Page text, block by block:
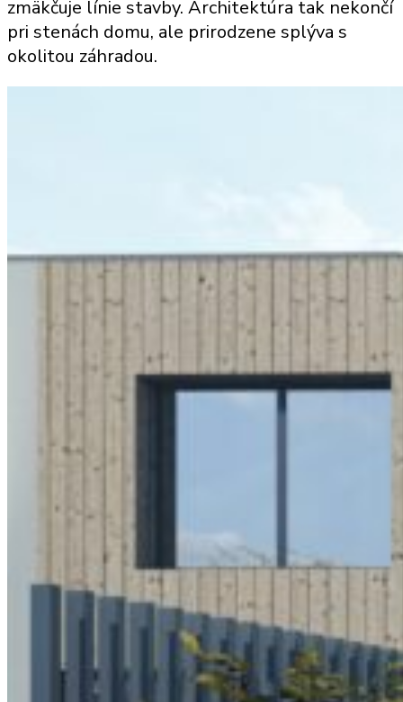
zmäkčuje línie stavby. Architektúra tak nekončí
pri stenách domu, ale prirodzene splýva s
okolitou záhradou.